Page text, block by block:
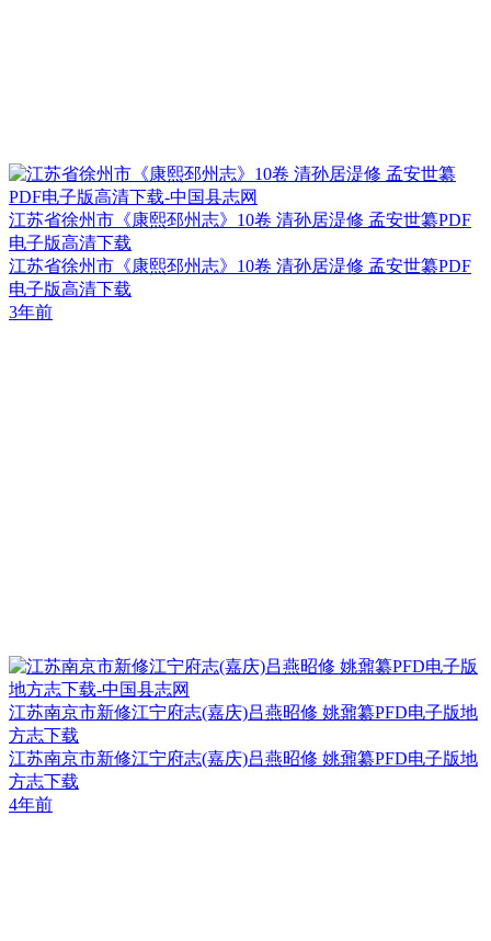
江苏省徐州市《康熙邳州志》10卷 清孙居湜修 孟安世纂PDF
电子版高清下载
江苏省徐州市《康熙邳州志》10卷 清孙居湜修 孟安世纂PDF
电子版高清下载
3年前
江苏南京市新修江宁府志(嘉庆)吕燕昭修 姚鼐纂PFD电子版地
方志下载
江苏南京市新修江宁府志(嘉庆)吕燕昭修 姚鼐纂PFD电子版地
方志下载
4年前